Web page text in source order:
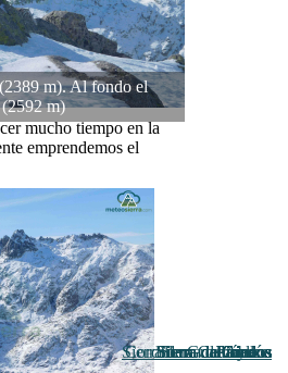
m). Al fondo el
m)
mucho tiempo en la
emprendemos el
Sierra de Gredos
Pirineos
Pirineos
Pirineos
Pirineos
Cordillera Cantábrica
Sierra de Gredos
Sierra de Gredos
Pirineos
Sierra de Guadarrama
Sierra de Ayllón
Sierra de Gredos